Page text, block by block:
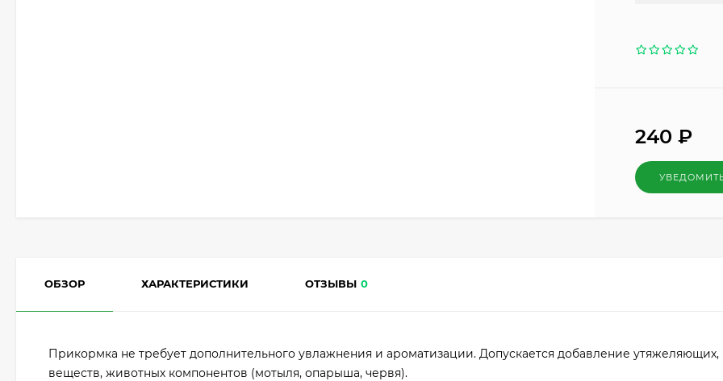
240₽
ОБЗОР ХАРАКТЕРИСТИКИ ОТЗЫВЫ 0
Прикормка не требует дополнительного увлажнения и ароматизации. Допускается добавление
веществ, животных компонентов (мотыля, опарыша, червя).